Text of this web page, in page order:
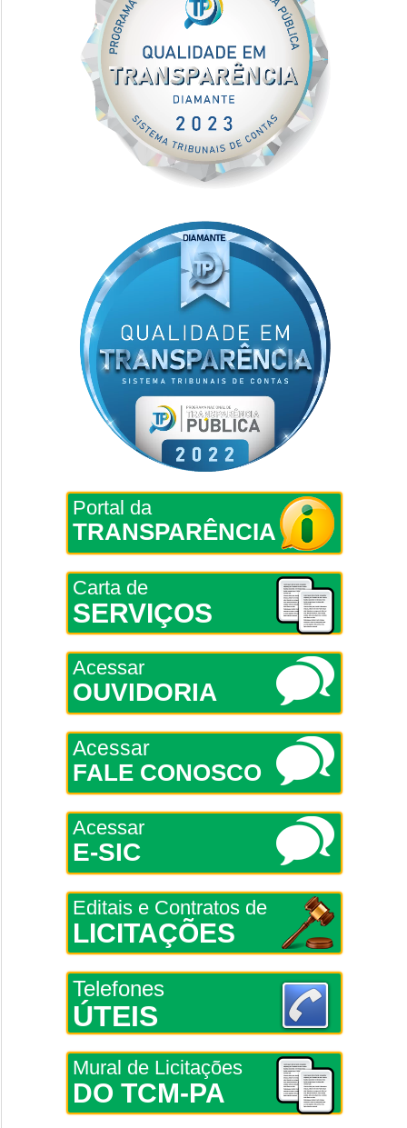
Portal da
TRANSPARÊNCIA
Carta de
SERVIÇOS
Acessar
OUVIDORIA
Acessar
FALE CONOSCO
Acessar
E-SIC
Editais e Contratos de
LICITAÇÕES
Telefones
ÚTEIS
Mural de Licitações
DO TCM-PA